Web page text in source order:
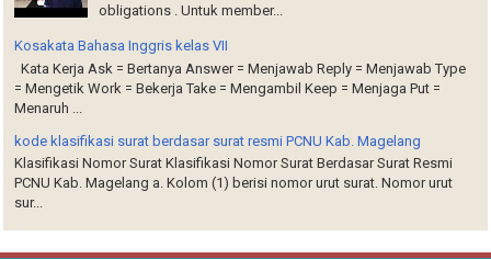
obligations . Untuk member...
Kosakata Bahasa Inggris kelas VII
Kata Kerja Ask = Bertanya Answer = Menjawab Reply = Menjawab Type
= Mengetik Work = Bekerja Take = Mengambil Keep = Menjaga Put =
Menaruh ...
kode klasifikasi surat berdasar surat resmi PCNU Kab. Magelang
Klasifikasi Nomor Surat Klasifikasi Nomor Surat Berdasar Surat Resmi
PCNU Kab. Magelang a. Kolom (1) berisi nomor urut surat. Nomor urut
sur...